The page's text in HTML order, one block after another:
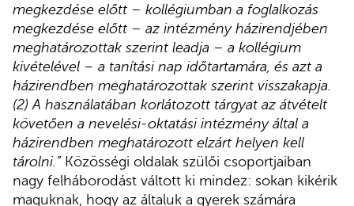
megkezdése előtt – kollégiumban a foglalkozás
megkezdése előtt – az intézmény házirendjében
meghatározottak szerint leadja – a kollégium
kivételével – a tanítási nap időtartamára, és azt a
házirendben meghatározottak szerint visszakapja.
(2) A használatában korlátozott tárgyat az átvételt
követően a nevelési-oktatási intézmény által a
házirendben meghatározott elzárt helyen kell
tárolni.”Közösségi oldalak szülői csoportjaiban
nagy felháborodást váltott ki mindez: sokan kikérik
maguknak, hogy az általuk a gyerek számára